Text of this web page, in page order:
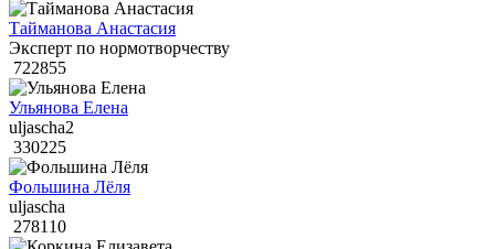
Тайманова Анастасия
Эксперт по нормотворчеству
722855
Ульянова Елена
uljascha2
330225
Фольшина Лёля
uljascha
278110